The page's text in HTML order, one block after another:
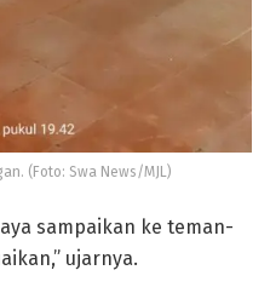
(Foto: Swa News/MJL)
sampaikan ke teman-
ujarnya.